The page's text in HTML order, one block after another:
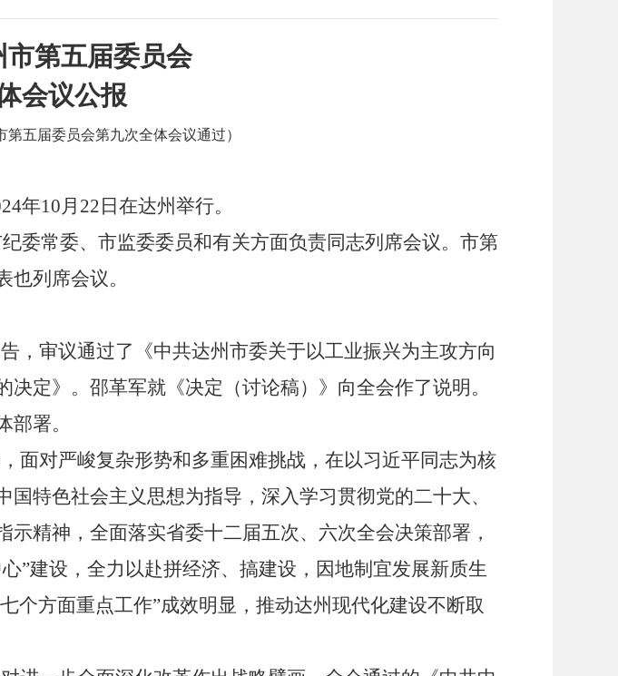
第五届委员会
会议公报
第五届委员会第九次全体会议通过）
年10月 22 日在达州举行。
纪委常委、市监委委员和有关方面负责同志列席会议。市第
列席会议。
，审议通过了《中共达州市委关于以工业振兴为主攻方向
定》。邵革军就《决定（讨论稿）》向全会作了说明。
署。
面对严峻复杂形势和多重困难挑战，在以习近平同志为核
特色社会主义思想为指导，深入学习贯彻党的二十大、
精神，全面落实省委十二届五次、六次全会决策部署，
”建设，全力以赴拼经济、搞建设，因地制宜发展新质生
七个方面重点工作”成效明显，推动达州现代化建设不断取